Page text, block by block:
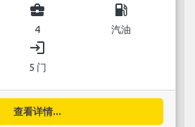
business_center
4
local_gas_station
汽油
login
5 门
查看详情...